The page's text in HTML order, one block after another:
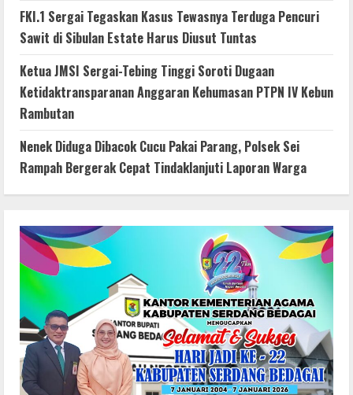
FKI.1 Sergai Tegaskan Kasus Tewasnya Terduga Pencuri
Sawit di Sibulan Estate Harus Diusut Tuntas
Ketua JMSI Sergai-Tebing Tinggi Soroti Dugaan
Ketidaktransparanan Anggaran Kehumasan PTPN IV Kebun
Rambutan
Nenek Diduga Dibacok Cucu Pakai Parang, Polsek Sei
Rampah Bergerak Cepat Tindaklanjuti Laporan Warga